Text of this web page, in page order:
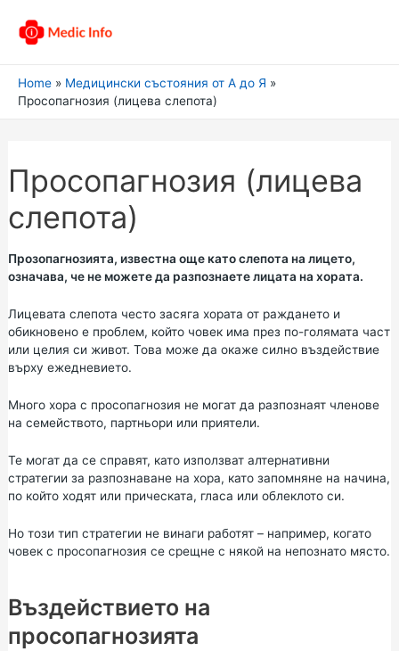
Home
Медицински състояния от А до Я
Просопагнозия (лицева слепота)
Просопагнозия (лицева
слепота)
Прозопагнозията, известна още като слепота на лицето,
означава, че не можете да разпознаете лицата на хората.
Лицевата слепота често засяга хората от раждането и
обикновено е проблем, който човек има през по-голямата част
или целия си живот. Това може да окаже силно въздействие
върху ежедневието.
Много хора с просопагнозия не могат да разпознаят членове
на семейството, партньори или приятели.
Те могат да се справят, като използват алтернативни
стратегии за разпознаване на хора, като запомняне на начина,
по който ходят или прическата, гласа или облеклото си.
Но този тип стратегии не винаги работят – например, когато
човек с просопагнозия се срещне с някой на непознато място.
Въздействието на
просопагнозията